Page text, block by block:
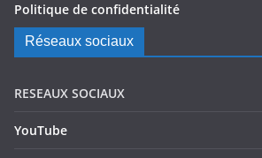
Politique de confidentialité
Réseaux sociaux
RESEAUX SOCIAUX
YouTube